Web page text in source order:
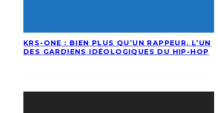
KRS-ONE : BIEN PLUS QU’UN RAPPEUR, L’UN
DES GARDIENS IDÉOLOGIQUES DU HIP-HOP